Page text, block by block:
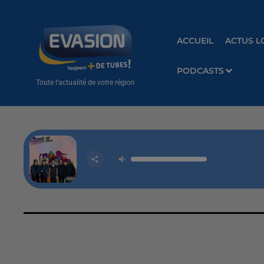
Toute l'actualité de votre région
ACCUEIL ACTUS
PODCASTS